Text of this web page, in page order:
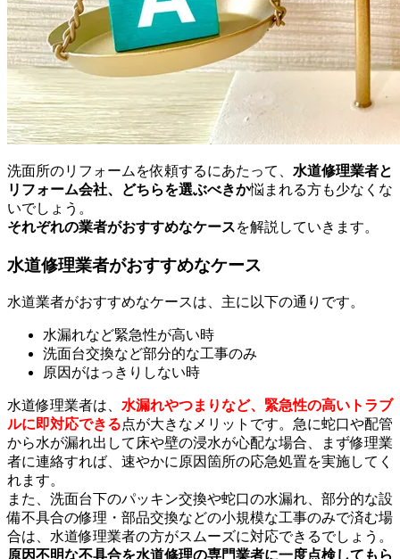
洗面所のリフォームを依頼するにあたって、 水道修理業者と
リフォーム会社、どちらを選ぶべきか悩まれる方も少なくな
いでしょう。
それぞれの業者がおすすめなケースを解説していきます。
水道修理業者がおすすめなケース
水道業者がおすすめなケースは、主に以下の通りです。
水漏れなど緊急性が高い時
洗面台交換など部分的な工事のみ
原因がはっきりしない時
水道修理業者は、 水漏れやつまりなど、緊急性の高いトラブ
ルに即対応できる点が大きなメリットです。急に蛇口や配管
から水が漏れ出して床や壁の浸水が心配な場合、まず修理業
者に連絡すれば、速やかに原因箇所の応急処置を実施してく
れます。
また、洗面台下のパッキン交換や蛇口の水漏れ、部分的な設
備不具合の修理・部品交換などの小規模な工事のみで済む場
合は、水道修理業者の方がスムーズに対応できるでしょう。
原因不明な不具合を水道修理の専門業者に一度点検してもら